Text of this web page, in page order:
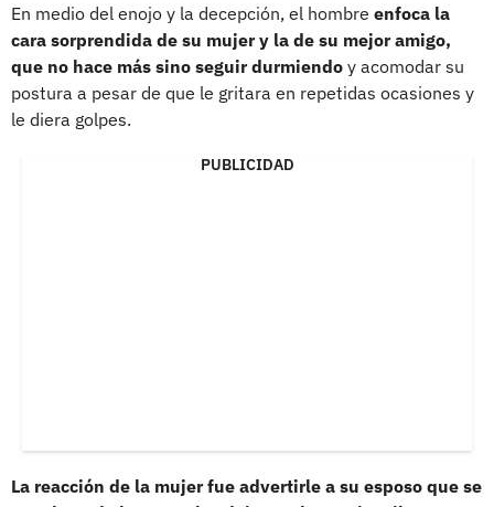
En medio del enojo y la decepción, el hombre enfoca la
cara sorprendida de su mujer y la de su mejor amigo,
que no hace más sino seguir durmiendo y acomodar su
postura a pesar de que le gritara en repetidas ocasiones y
le diera golpes.
PUBLICIDAD
La reacción de la mujer fue advertirle a su esposo que se